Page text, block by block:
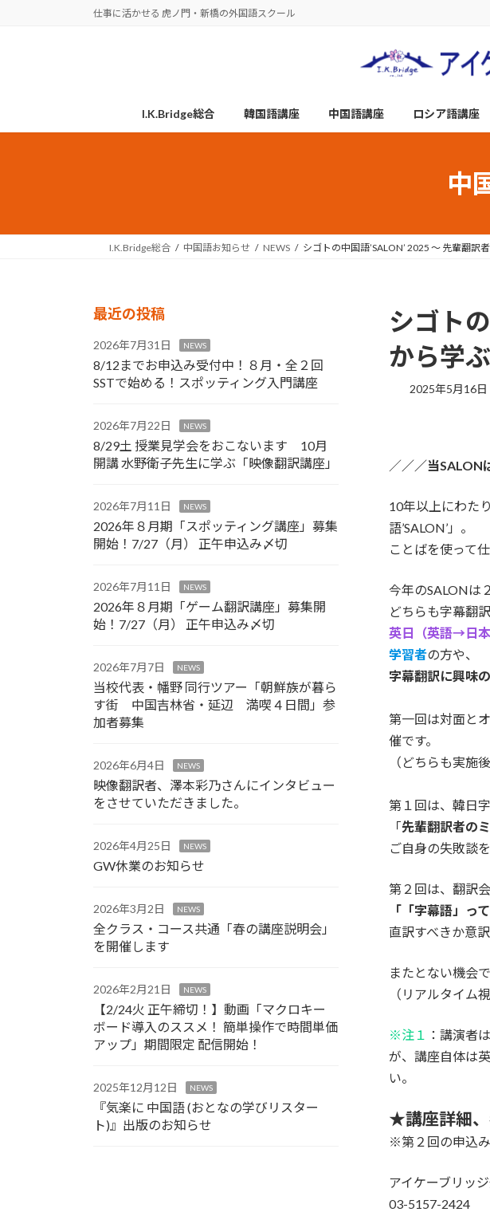
仕事に活かせる 虎ノ門・新橋の外国語スクール
I.K.Bridge総合 韓国語講座 中国語講座 ロシア語講座
中
I.K.Bridge総合 中国語お知らせ NEWS シゴトの中国語’SALON’ 2025 ～ 先輩翻訳
シゴト
から学
2025年5月16日
／／／当SALON
10年以上にわた
語’SALON’」。
ことばを使って
今年のSALONは
どちらも字幕翻
英日（英語→日
学習者の方や、
字幕翻訳に興味
第一回は対面と
催です。
（どちらも実施
第１回は、韓日
「先輩翻訳者の
ご自身の失敗談
第２回は、翻訳
「「字幕語」っ
直訳すべきか意
またとない機会
（リアルタイム
※注１
：講演者
が、講座自体は
い。
★講座詳細、
※第２回の申込み
アイケーブリッ
03-5157-2424
最近の投稿
2026年7月31日 NEWS
8/12までお申込み受付中！８月・全２回
SSTで始める！スポッティング入門講座
2026年7月22日 NEWS
8/29土 授業見学会をおこないます 10月
開講 水野衛子先生に学ぶ「映像翻訳講座」
2026年7月11日 NEWS
2026年８月期「スポッティング講座」募集
開始！7/27（月） 正午申込み〆切
2026年7月11日 NEWS
2026年８月期「ゲーム翻訳講座」募集開
始！7/27（月） 正午申込み〆切
2026年7月7日 NEWS
当校代表・幡野 同行ツアー「朝鮮族が暮ら
す街 中国吉林省・延辺 満喫４日間」参
加者募集
2026年6月4日 NEWS
映像翻訳者、澤本彩乃さんにインタビュー
をさせていただきました。
2026年4月25日 NEWS
GW休業のお知らせ
2026年3月2日 NEWS
全クラス・コース共通「春の講座説明会」
を開催します
2026年2月21日 NEWS
【2/24火 正午締切！】動画「マクロキー
ボード導入のススメ！ 簡単操作で時間単価
アップ」期間限定 配信開始！
2025年12月12日 NEWS
『気楽に 中国語 (おとなの学びリスター
ト)』出版のお知らせ